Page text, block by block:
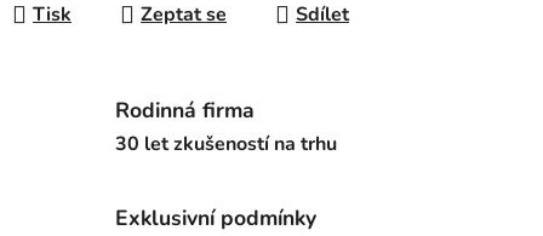
Tisk Zeptat se Sdílet
Rodinná firma
30 let zkušeností na trhu
Exklusivní podmínky